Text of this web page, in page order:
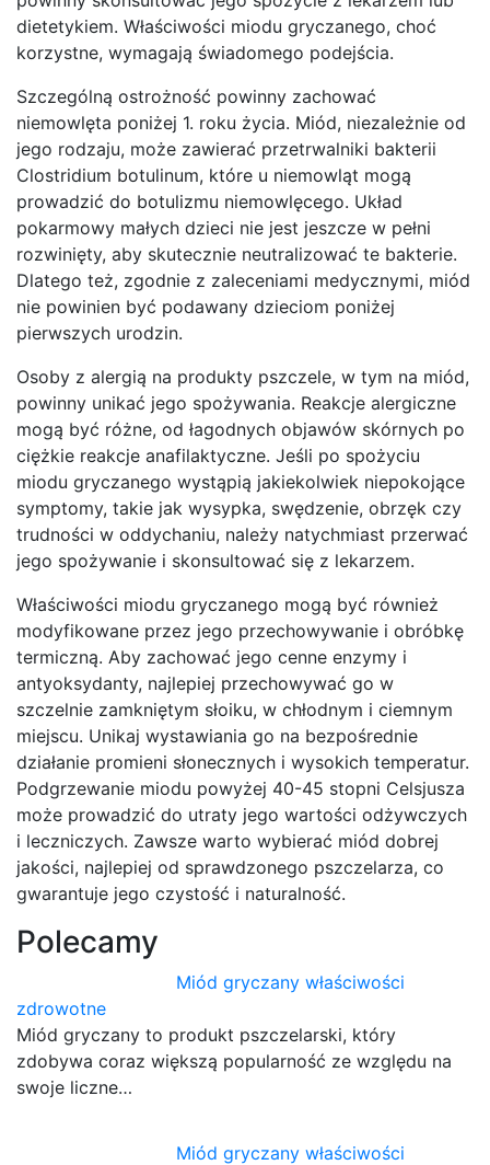
dietetykiem. Właściwości miodu gryczanego, choć
korzystne, wymagają świadomego podejścia.
Szczególną ostrożność powinny zachować
niemowlęta poniżej 1. roku życia. Miód, niezależnie od
jego rodzaju, może zawierać przetrwalniki bakterii
Clostridium botulinum, które u niemowląt mogą
prowadzić do botulizmu niemowlęcego. Układ
pokarmowy małych dzieci nie jest jeszcze w pełni
rozwinięty, aby skutecznie neutralizować te bakterie.
Dlatego też, zgodnie z zaleceniami medycznymi, miód
nie powinien być podawany dzieciom poniżej
pierwszych urodzin.
Osoby z alergią na produkty pszczele, w tym na miód,
powinny unikać jego spożywania. Reakcje alergiczne
mogą być różne, od łagodnych objawów skórnych po
ciężkie reakcje anafilaktyczne. Jeśli po spożyciu
miodu gryczanego wystąpią jakiekolwiek niepokojące
symptomy, takie jak wysypka, swędzenie, obrzęk czy
trudności w oddychaniu, należy natychmiast przerwać
jego spożywanie i skonsultować się z lekarzem.
Właściwości miodu gryczanego mogą być również
modyfikowane przez jego przechowywanie i obróbkę
termiczną. Aby zachować jego cenne enzymy i
antyoksydanty, najlepiej przechowywać go w
szczelnie zamkniętym słoiku, w chłodnym i ciemnym
miejscu. Unikaj wystawiania go na bezpośrednie
działanie promieni słonecznych i wysokich temperatur.
Podgrzewanie miodu powyżej 40-45 stopni Celsjusza
może prowadzić do utraty jego wartości odżywczych
i leczniczych. Zawsze warto wybierać miód dobrej
jakości, najlepiej od sprawdzonego pszczelarza, co
gwarantuje jego czystość i naturalność.
Polecamy
Miód gryczany właściwości
zdrowotne
Miód gryczany to produkt pszczelarski, który
zdobywa coraz większą popularność ze względu na
swoje liczne…
Miód gryczany właściwości